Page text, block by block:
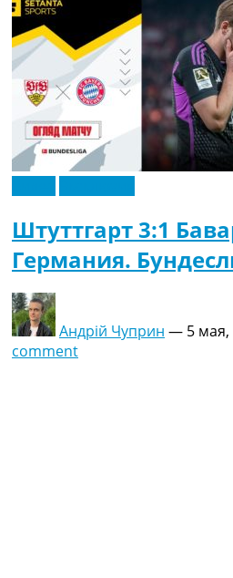
Штуттгарт 3:1
Германия.
Андрій Чуприн — 5 мая,
comment